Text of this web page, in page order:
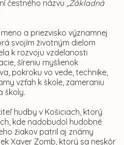
čestného názvu „Základná
a priezvisko významnej
svojím životným dielom
k rozvoju vzdelanosti
šíreniu myšlienok
pokroku vo vede, technike,
vzťah k škole, zameraniu
školy.
hudby v Košiciach, ktorý
kde nadobudol hudobné
žiakov patril aj známy
Xaver Zomb, ktorý sa neskôr